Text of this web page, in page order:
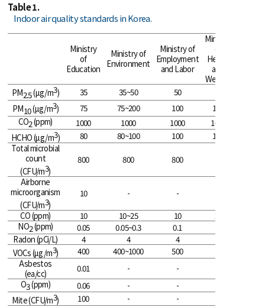
Table 1.
Indoor air quality standards in Korea.
Ministry
of
Education
Ministry of
Environment
Ministry of
Employment
and Labor
Ministry
of
Health
and
Welfare
PM2.5(µg/m3) 35 35~50 50
PM10(µg/m3) 75 75~200 100
150
CO2(ppm) 1000 1000 1000
1000
HCHO (µg/m3) 80 80~100 100
120
Total microbial
count
(CFU/m3)
800 800 800
Airborne
microorganism
(CFU/m3)
10 - -
CO (ppm)
10 10~25 10
25
NO2(ppm) 0.05 0.05~0.3 0.1
Radon (pCi/L)
4 4 4
VOCs (µg/m3) 400 400~1000 500
Asbestos
(ea/cc)
0.01 - -
O3(ppm) 0.06 - -
Mite (CFU/m3) 100 - -